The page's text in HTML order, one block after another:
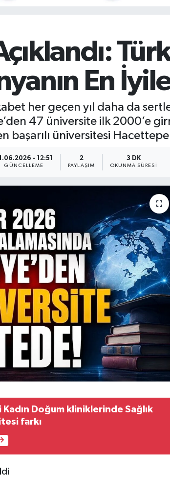
En
her geçen yıl daha da
47 üniversite ilk 2000’e
başarılı üniversitesi
- 12:51
GÜNCELLEME
2
PAYLAŞIM
3 DK
OKUNMA SÜRESI
Doğum kliniklerinde Sağlık
farkı